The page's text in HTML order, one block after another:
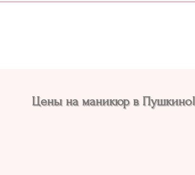
Цены на маникюр в Пушкино!